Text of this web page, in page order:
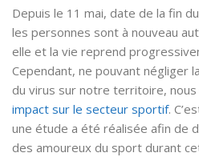
Depuis le 11 mai, date de la fin
les personnes sont à nouveau
elle et la vie reprend
Cependant, ne pouvant négliger
du virus sur notre territoire,
impact sur le secteur sportif.
une étude a été réalisée afin de
des amoureux du sport durant